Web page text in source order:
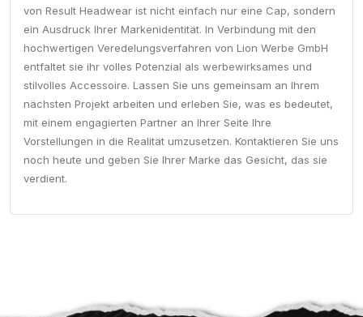
von Result Headwear ist nicht einfach nur eine Cap, sondern
ein Ausdruck Ihrer Markenidentität. In Verbindung mit den
hochwertigen Veredelungsverfahren von Lion Werbe GmbH
entfaltet sie ihr volles Potenzial als werbewirksames und
stilvolles Accessoire. Lassen Sie uns gemeinsam an Ihrem
nächsten Projekt arbeiten und erleben Sie, was es bedeutet,
mit einem engagierten Partner an Ihrer Seite Ihre
Vorstellungen in die Realität umzusetzen. Kontaktieren Sie uns
noch heute und geben Sie Ihrer Marke das Gesicht, das sie
verdient.